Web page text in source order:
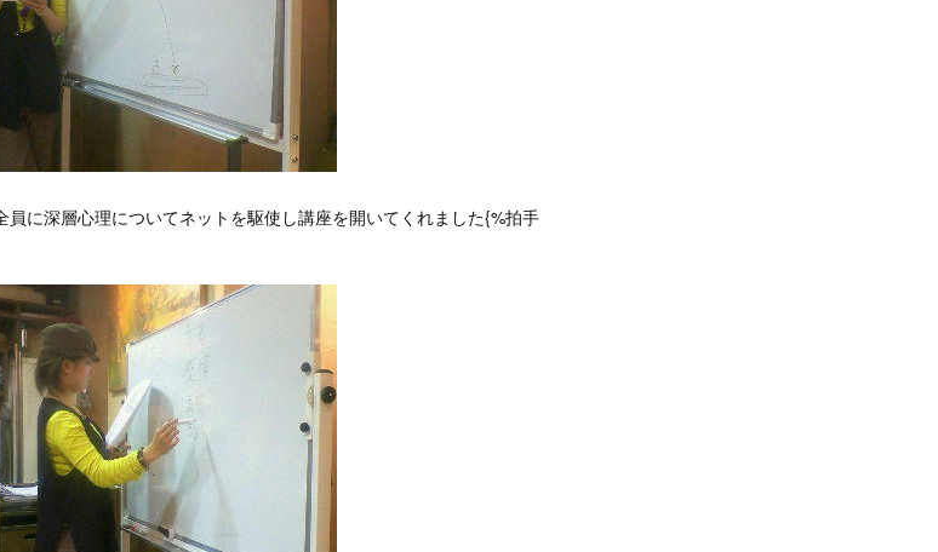
に深層心理についてネットを駆使し講座を開いてくれました{%拍手